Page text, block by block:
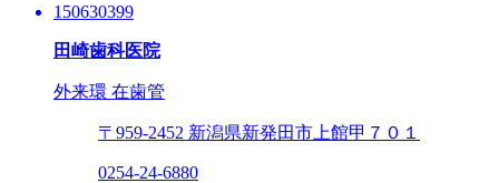
150630399
田崎歯科医院
外来環 在歯管
〒959-2452 新潟県新発田市上館甲７０１
0254-24-6880